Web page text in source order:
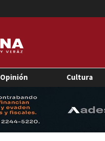
Opinión Cultura